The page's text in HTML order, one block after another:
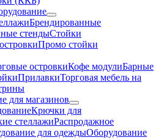
Брендированные
стендыСтойки
Промо стойки
островкиКофе модулиБарные
ПрилавкиТорговая мебель на
для магазинов
Крючки для
стеллажиРаспродажное
для одеждыОборудование